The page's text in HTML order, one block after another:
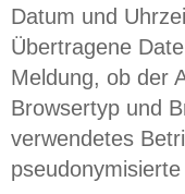
Datum und
Übertragene
Meldung, ob der
Browsertyp und
verwendetes